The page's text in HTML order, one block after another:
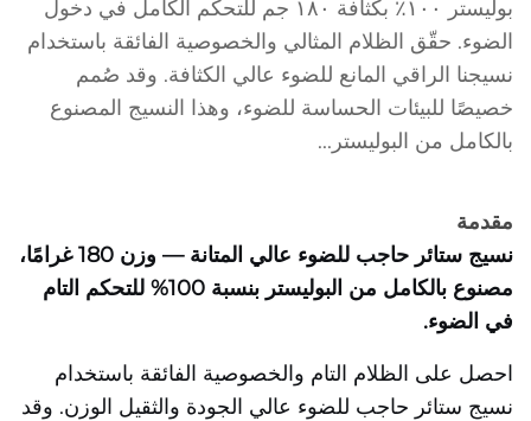
بوليستر ١٠٠٪ بكثافة ١٨٠ جم للتحكم الكامل في دخول
الضوء. حقّق الظلام المثالي والخصوصية الفائقة باستخدام
نسيجنا الراقي المانع للضوء عالي الكثافة. وقد صُمم
خصيصًا للبيئات الحساسة للضوء، وهذا النسيج المصنوع
بالكامل من البوليستر...
مقدمة
نسيج ستائر حاجب للضوء عالي المتانة — وزن 180 غرامًا،
مصنوع بالكامل من البوليستر بنسبة 100% للتحكم التام
في الضوء.
احصل على الظلام التام والخصوصية الفائقة باستخدام
نسيج ستائر حاجب للضوء عالي الجودة والثقيل الوزن. وقد